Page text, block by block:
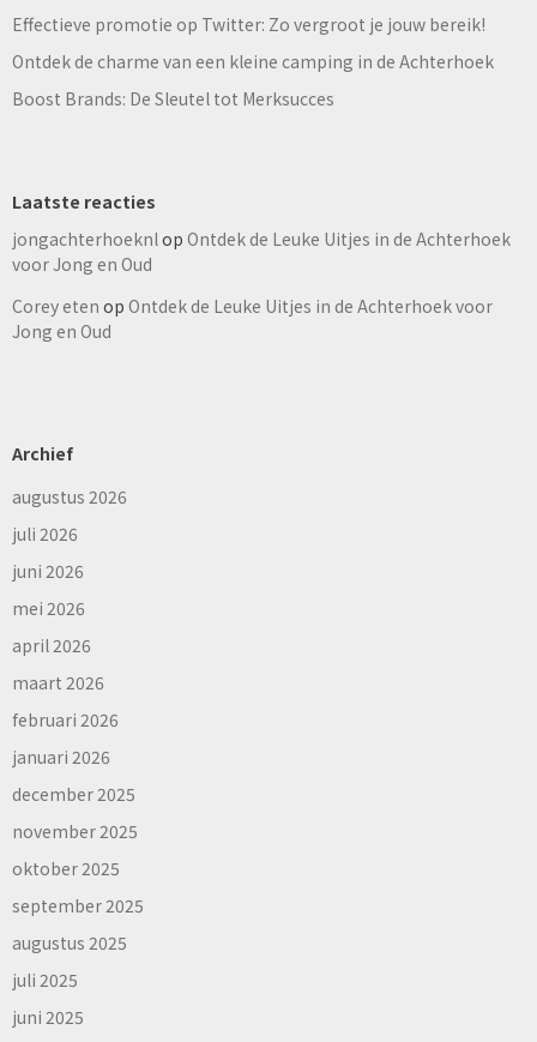
Effectieve promotie op Twitter: Zo vergroot je jouw bereik!
Ontdek de charme van een kleine camping in de Achterhoek
Boost Brands: De Sleutel tot Merksucces
Laatste reacties
jongachterhoeknl op Ontdek de Leuke Uitjes in de Achterhoek
voor Jong en Oud
Corey eten op Ontdek de Leuke Uitjes in de Achterhoek voor
Jong en Oud
Archief
augustus 2026
juli 2026
juni 2026
mei 2026
april 2026
maart 2026
februari 2026
januari 2026
december 2025
november 2025
oktober 2025
september 2025
augustus 2025
juli 2025
juni 2025